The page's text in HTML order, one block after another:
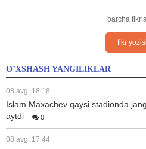
barcha
fikr
O’XSHASH YANGILIKLAR
08 avg, 18:18
Islam Maxachev qaysi stadionda
aytdi
0
08 avg, 17:44